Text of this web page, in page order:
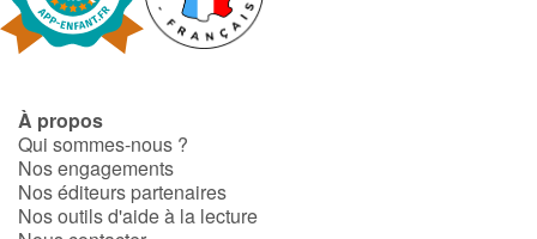
Fable, mythe, littérature et poésie
Ogres, monstres et sorcières
Héroïnes et héros
À propos
Qui sommes-nous ?
Nos engagements
Nos éditeurs partenaires
Nos outils d'aide à la lecture